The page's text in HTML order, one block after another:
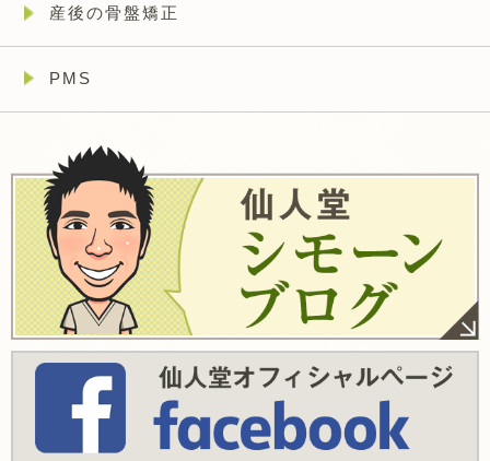
産後の骨盤矯正
PMS